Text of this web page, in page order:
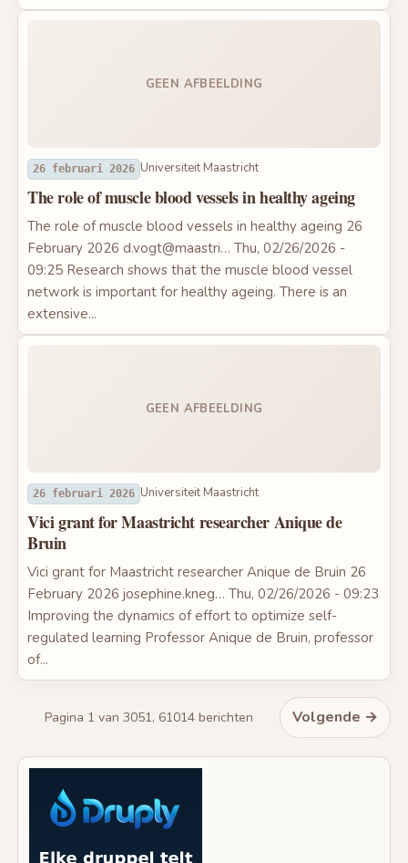
GEEN AFBEELDING
26 februari 2026 Universiteit Maastricht
The role of muscle blood vessels in healthy ageing
The role of muscle blood vessels in healthy ageing 26
February 2026 d.vogt@maastri… Thu, 02/26/2026 -
09:25 Research shows that the muscle blood vessel
network is important for healthy ageing. There is an
extensive...
GEEN AFBEELDING
26 februari 2026 Universiteit Maastricht
Vici grant for Maastricht researcher Anique de
Bruin
Vici grant for Maastricht researcher Anique de Bruin 26
February 2026 josephine.kneg… Thu, 02/26/2026 - 09:23
Improving the dynamics of effort to optimize self-
regulated learning Professor Anique de Bruin, professor
of...
Pagina 1 van 3051, 61014 berichten Volgende →